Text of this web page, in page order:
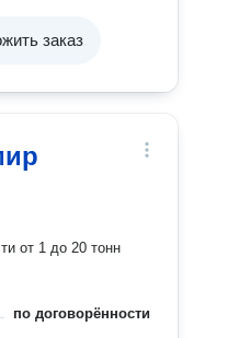
заказ
от 1 до 20 тонн
по договорённости